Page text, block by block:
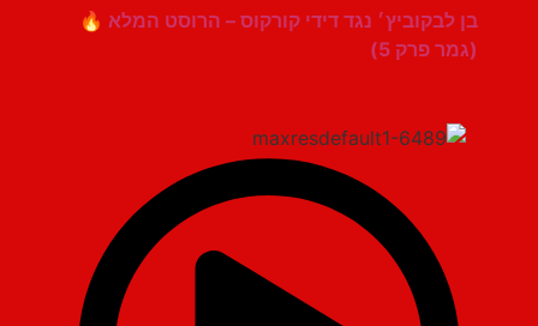
בן לבקוביץ׳ נגד דידי קורקוס – הרוסט המלא 🔥
(גמר פרק 5)